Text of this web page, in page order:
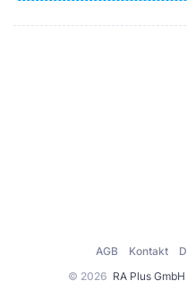
© 2026 RA Plus GmbH
AGB Kontakt